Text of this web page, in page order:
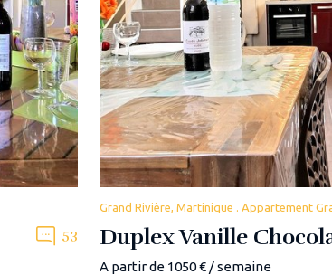
53
Grand Rivière, Martinique . Appartement
Duplex Vanille
A partir de 1050 € / semaine